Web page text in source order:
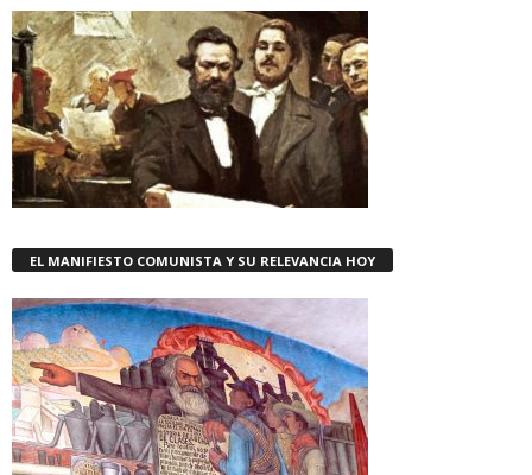
EL MANIFIESTO COMUNISTA Y SU RELEVANCIA HOY